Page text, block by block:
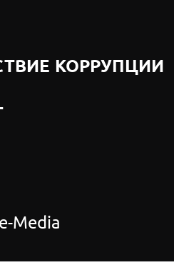
КОРРУПЦИИ
Media